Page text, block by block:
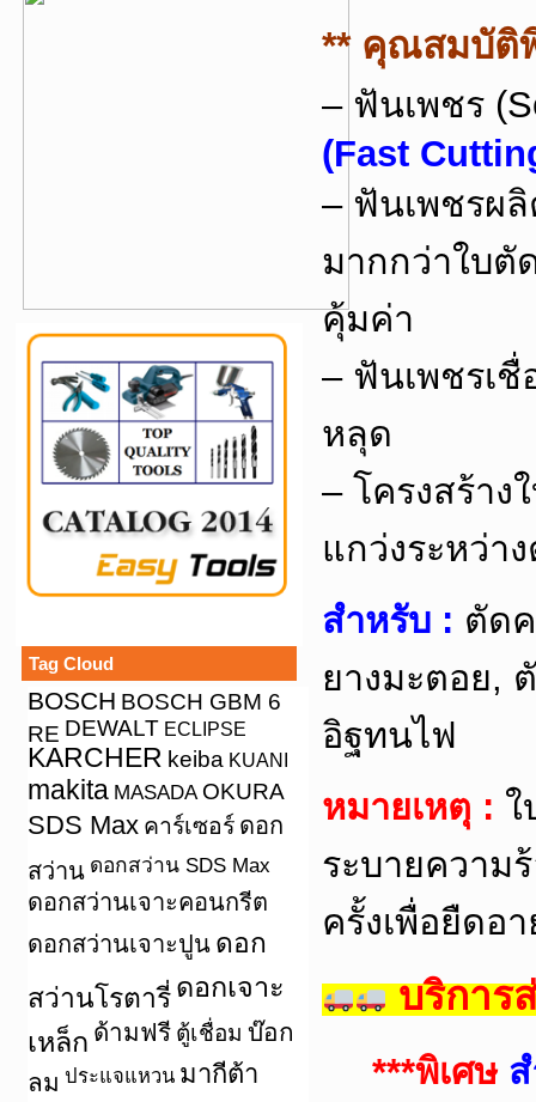
Tag Cloud
BOSCH BOSCH GBM 6
RE DEWALT ECLIPSE
KARCHER keiba KUANI
makita MASADA OKURA
SDS Max คาร์เซอร์ ดอก
สว่าน ดอกสว่าน SDS Max
ดอกสว่านเจาะคอนกรีต
ดอกสว่านเจาะปูน ดอก
สว่านโรตารี่ ดอกเจาะ
เหล็ก ด้ามฟรี ตู้เชื่อม บ๊อก
ลม ประแจแหวน มากีต้า
** คุณสมบัติ
– ฟันเพชร
(Fast
– ฟันเพชรผ
มากกว่าใบตั
คุ้มค่า
– ฟันเพชรเ
หลุด
– โครงสร้า
แกว่งระหว่า
สำหรับ : ตัด
ยางมะตอย,
อิฐทนไฟ
หมายเหตุ : ใ
ระบายความ
ครั้งเพื่อยืดอ
บริการ
***พิเศษ